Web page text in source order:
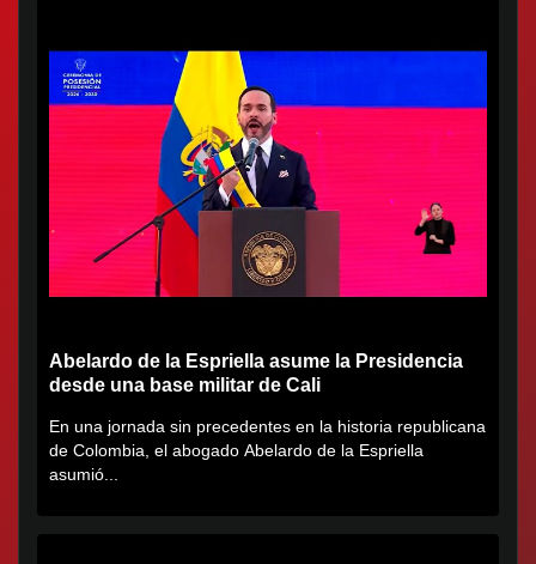
Abelardo de la Espriella asume la Presidencia
desde una base militar de Cali
En una jornada sin precedentes en la historia republicana
de Colombia, el abogado Abelardo de la Espriella
asumió...